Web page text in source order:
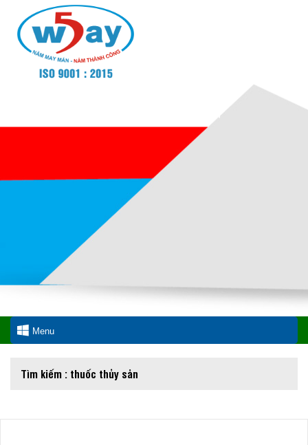
Menu
Tìm kiếm : thuốc thủy sản